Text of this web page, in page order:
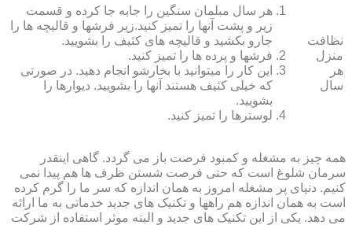
نظافت
منزل
هر
سال
هر سال مبلمان سنگین را جابه جا کرده و قسمت
زیر و پشت آنها را تمیز کنید.زیر فرش‏ها و قالیچه‏ ها را
جارو بکشید و قالیچه‏ های کثیف را بشویید.
فرش‏ها و پرده ‏ها را تمیز کنید.
این کار را می‏توانید با بخارشو انجام دهید. در صورتی
که خیلی کثیف هستند آنها را بشویید. دیوارها را
بشویید.
لوسترها را تمیز کنید.
همه چیز به مشغله و کمبود فرصت باز می گردد. گاهی اینقدر
سرمان شلوغ است که حتی فرصت شستن ظرف ها هم پیدا نمی
کنیم. دنیای پر مشغله امروز به همان اندازه که سر ما را گرم کرده
است به همان اندازه هم راهها و تکنیک های جدید خدماتی به ما ارائه
می دهد. یکی از این تکنیک های جدید و البته موثر استفاده از شرکت